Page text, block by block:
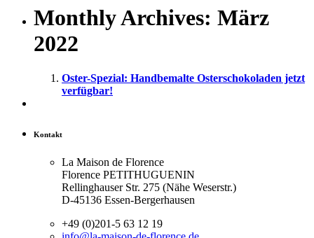
Monthly Archives: März
2022
Oster-Spezial: Handbemalte Osterschokoladen jetzt
verfügbar!
Kontakt
La Maison de Florence
Florence PETITHUGUENIN
Rellinghauser Str. 275 (Nähe Weserstr.)
D-45136 Essen-Bergerhausen
+49 (0)201-5 63 12 19